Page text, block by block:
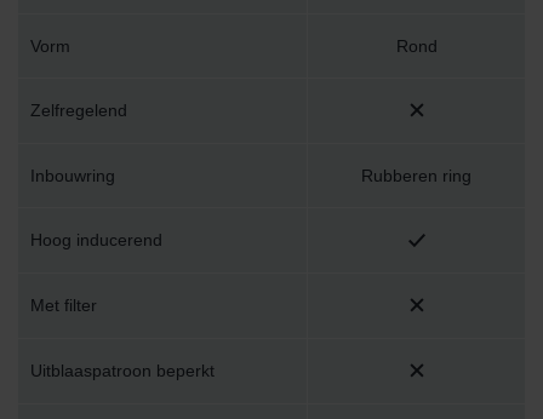
Vorm Rond
Zelfregelend
Inbouwring Rubberen ring
Hoog inducerend
Met filter
Uitblaaspatroon beperkt